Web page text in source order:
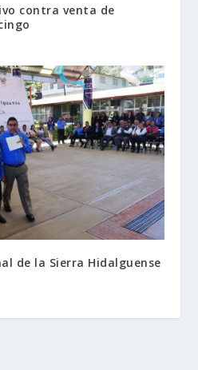
contra venta de
de la Sierra Hidalguense